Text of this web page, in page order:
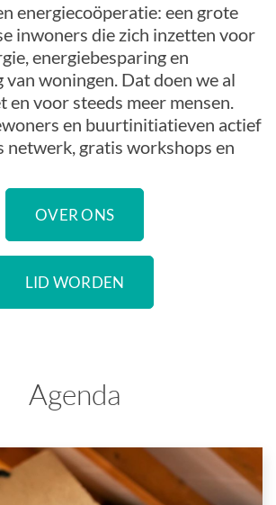
energiecoöperatie: een grote
inwoners die zich inzetten voor
energiebesparing en
woningen. Dat doen we al
en voor steeds meer mensen.
en buurtinitiatieven actief
netwerk, gratis workshops en
OVER ONS
LID WORDEN
Agenda